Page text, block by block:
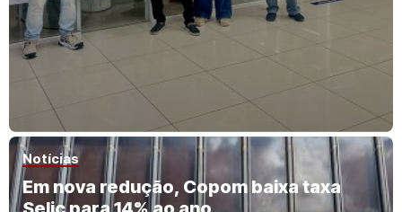
Notícias
Em nova redução, Copom baixa taxa